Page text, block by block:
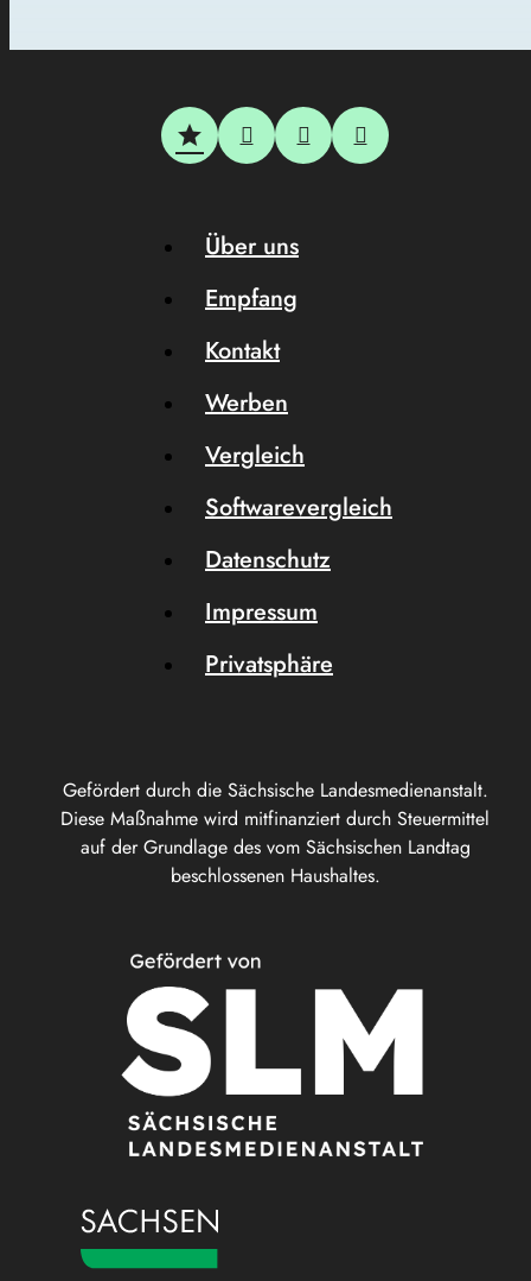
Gefördert durch die Sächsische Landesmedienanstalt.
Diese Maßnahme wird mitfinanziert durch Steuermittel
auf der Grundlage des vom Sächsischen Landtag
beschlossenen Haushaltes.
Über uns
Empfang
Kontakt
Werben
Vergleich
Softwarevergleich
Datenschutz
Impressum
Privatsphäre